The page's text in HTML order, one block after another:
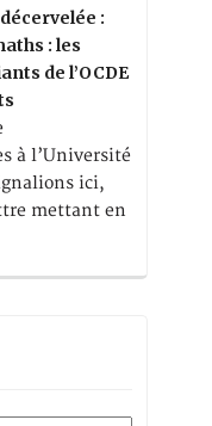
:
: les
de l’OCDE
à l’Université
ici,
mettant en